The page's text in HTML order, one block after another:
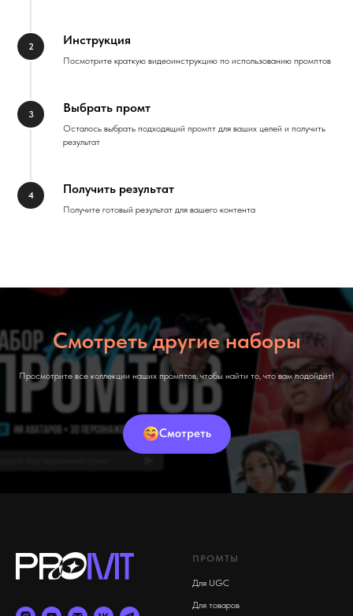
Инструкция
Посмотрите краткую видеоинструкцию по использованию промптов
Выбрать промт
Осталось выбрать подходящий промпт для ваших целей и получить
результат
Получить результат
Получите готовый результат для вашего контента
Смотреть другие наборы
Просмотрите все коллекции наших промптов, чтобы найти то, что вам подойдёт!
Смотреть
ПРОМТЫ
Для UGC
Для товаров